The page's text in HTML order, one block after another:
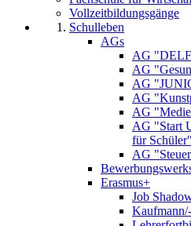
Vollzeitbildungsgänge
Schulleben
AGs
AG
AG
AG
AG
AG
AG "Start
für Schüler"
AG
Erasmus+
Job